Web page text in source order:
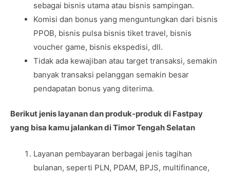
sebagai bisnis utama atau bisnis sampingan.
Komisi dan bonus yang menguntungkan dari bisnis
PPOB, bisnis pulsa bisnis tiket travel, bisnis
voucher game, bisnis ekspedisi, dll.
Tidak ada kewajiban atau target transaksi, semakin
banyak transaksi pelanggan semakin besar
pendapatan bonus yang diterima.
Berikut jenis layanan dan produk-produk di Fastpay
yang bisa kamu jalankan di Timor Tengah Selatan
Layanan pembayaran berbagai jenis tagihan
bulanan, seperti PLN, PDAM, BPJS, multifinance,